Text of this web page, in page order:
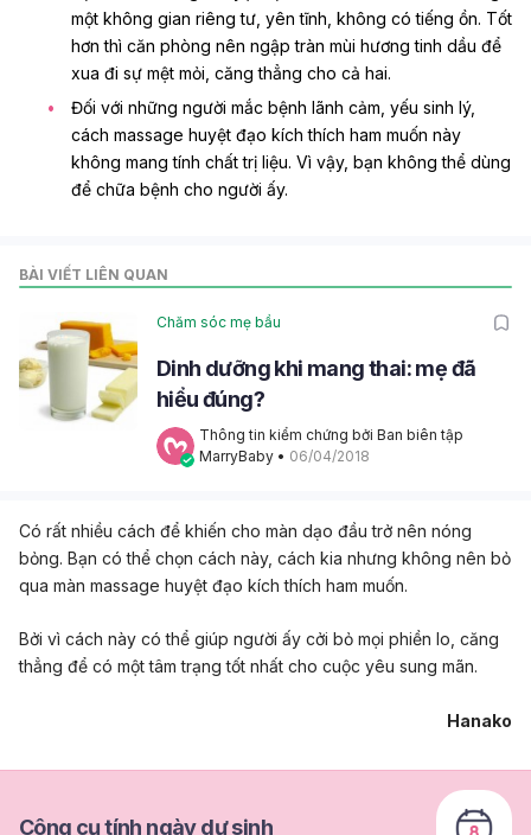
một không gian riêng tư, yên tĩnh, không có tiếng ồn. Tốt
hơn thì căn phòng nên ngập tràn mùi hương tinh dầu để
xua đi sự mệt mỏi, căng thẳng cho cả hai.
Đối với những người mắc bệnh lãnh cảm, yếu sinh lý,
cách massage huyệt đạo kích thích ham muốn này
không mang tính chất trị liệu. Vì vậy, bạn không thể dùng
để chữa bệnh cho người ấy.
BÀI VIẾT LIÊN QUAN
Chăm sóc mẹ bầu
Dinh dưỡng khi mang thai: mẹ đã
hiểu đúng?
Thông tin kiểm chứng bởi Ban biên tập
MarryBaby • 06/04/2018
Có rất nhiều cách để khiến cho màn dạo đầu trở nên nóng
bỏng. Bạn có thể chọn cách này, cách kia nhưng không nên bỏ
qua màn massage huyệt đạo kích thích ham muốn.
Bởi vì cách này có thể giúp người ấy cởi bỏ mọi phiền lo, căng
thẳng để có một tâm trạng tốt nhất cho cuộc yêu sung mãn.
Hanako
Công cụ tính ngày dự sinh